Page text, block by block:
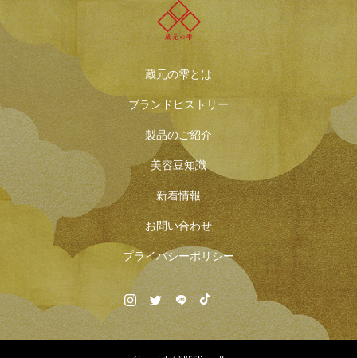
蔵元の雫とは
ブランドヒストリー
製品のご紹介
美容豆知識
新着情報
お問い合わせ
プライバシーポリシー